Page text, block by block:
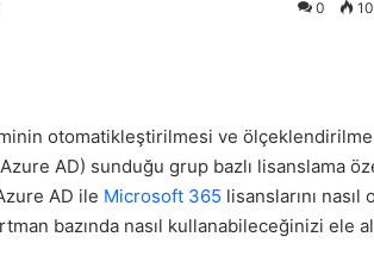
0 10
otomatikleştirilmesi ve
AD) sunduğu grup bazlı lisanslama
AD ile Microsoft 365 lisanslarını
bazında nasıl kullanabileceğinizi ele